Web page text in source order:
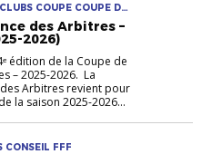
COUPE COUPE DE
des Arbitres –
2026)
édition de la Coupe de
– 2025-2026. La
Arbitres revient pour
la saison 2025-2026...
CONSEIL FFF